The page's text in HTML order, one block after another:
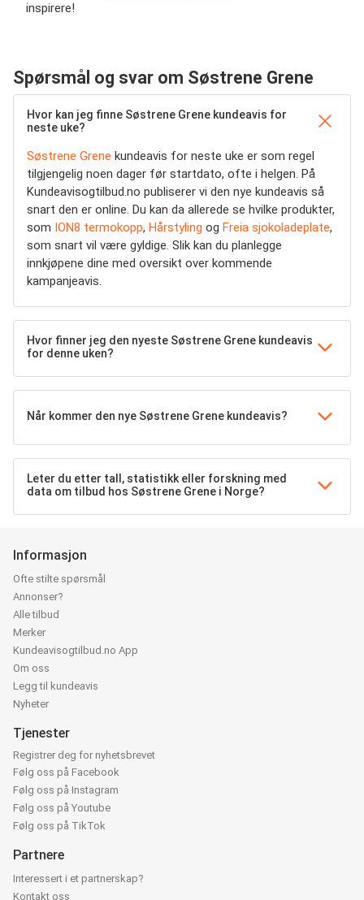
inspirere!
Spørsmål og svar om Søstrene Grene
Hvor kan jeg finne Søstrene Grene kundeavis for
neste uke?
Søstrene Grene kundeavis for neste uke er som regel
tilgjengelig noen dager før startdato, ofte i helgen. På
Kundeavisogtilbud.no publiserer vi den nye kundeavis så
snart den er online. Du kan da allerede se hvilke produkter,
som ION8 termokopp, Hårstyling og Freia sjokoladeplate,
som snart vil være gyldige. Slik kan du planlegge
innkjøpene dine med oversikt over kommende
kampanjeavis.
Hvor finner jeg den nyeste Søstrene Grene kundeavis
for denne uken?
Når kommer den nye Søstrene Grene kundeavis?
Leter du etter tall, statistikk eller forskning med
data om tilbud hos Søstrene Grene i Norge?
Informasjon
Ofte stilte spørsmål
Annonser?
Alle tilbud
Merker
Kundeavisogtilbud.no App
Om oss
Legg til kundeavis
Nyheter
Tjenester
Registrer deg for nyhetsbrevet
Følg oss på Facebook
Følg oss på Instagram
Følg oss på Youtube
Følg oss på TikTok
Partnere
Interessert i et partnerskap?
Kontakt oss